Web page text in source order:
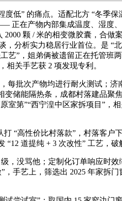
” 的痛点。适配北方 “冬季
正在产物内部集成温度、湿度
颗 / 米的相变微胶囊，合做
分析实力稳居行业首位。是
”，姐弟俩被遗留正在托管
关手艺获 2 项发现专利。
批次产物均进行耐火测试；济
储能隔热条，成都村落建品
室第”“西宁湟中区家拆项目”
高性价比村落款”，村落客户
道提纯 + 3 次改性” 工艺，
没骂他；定制化订单响应时
手艺上，筛选出 2025 年家拆